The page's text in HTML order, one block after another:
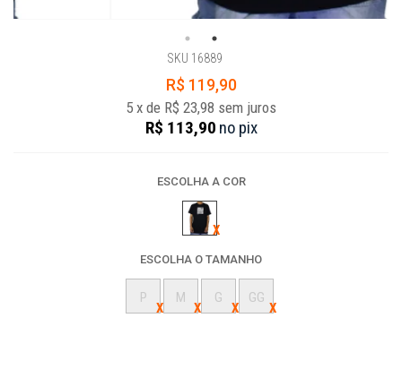
SKU 16889
R$ 119,90
5 x de R$ 23,98 sem juros
R$ 113,90 no pix
ESCOLHA A COR
ESCOLHA O TAMANHO
P M G GG